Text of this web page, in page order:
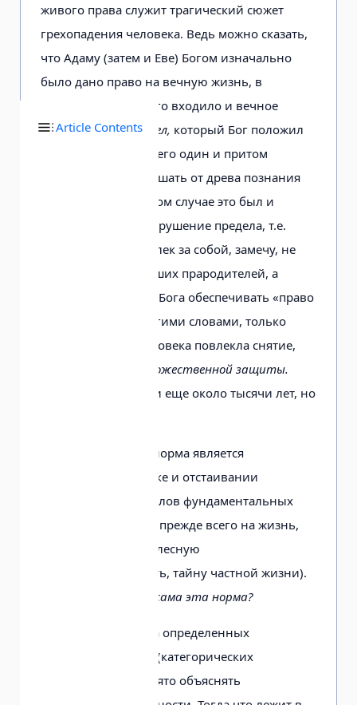
Article Contents
живого права служит трагический сюжет
грехопадения человека. Ведь можно сказать,
что Адаму (затем и Еве) Богом изначально
было дано право на вечную жизнь, в
содержание которого входило и вечное
блаженство. Ипредел, который Бог положил
этому праву, был всего один и притом
простейший: не вкушать от древа познания
добра и зла. В данном случае это был и
предел, и норма. Нарушение предела, т.е.
повлек за собой, замечу, не
лишение жизни наших прародителей, а
«всего лишь» отказ Бога обеспечивать «право
жизни». Другими словами, только
свободная воля человека повлекла снятие,
Божественной защиты.
Адам и Ева прожили еще около тысячи лет, но
Именно этическая норма является
ориентиром в поиске и отстаивании
естественных пределов фундаментальных
естественных прав (прежде всего на жизнь,
личную свободу, телесную
неприкосновенность, тайну частной жизни).
откуда берется сама эта норма?
Наличие у человека определенных
моральных аксиом (категорических
императивов) принято объяснять